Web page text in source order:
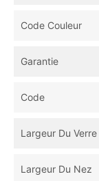
Code Couleur
Garantie
Code
Largeur Du Verre
Largeur Du Nez